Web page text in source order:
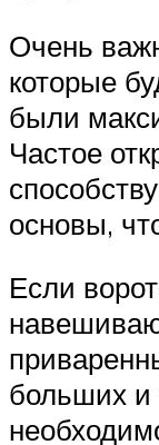
Очень
которые
были
Частое
основы,
Если
больших и